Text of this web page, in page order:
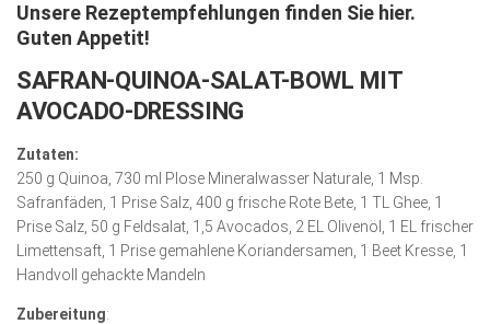
Zahn, Mund, Kiefer
Forum Gesundheit
Allgemein
Innovationen
Kampf gegen Krebs
Hören
Unsere Rezeptempfehlungen finden Sie hier.
Guten Appetit!
SAFRAN-QUINOA-SALAT-BOWL MIT
AVOCADO-DRESSING
Zutaten:
250 g Quinoa, 730 ml Plose Mineralwasser Naturale, 1 Msp.
Safranfäden, 1 Prise Salz, 400 g frische Rote Bete, 1 TL Ghee, 1
Prise Salz, 50 g Feldsalat, 1,5 Avocados, 2 EL Olivenöl, 1 EL frischer
Limettensaft, 1 Prise gemahlene Koriandersamen, 1 Beet Kresse, 1
Handvoll gehackte Mandeln
Zubereitung: